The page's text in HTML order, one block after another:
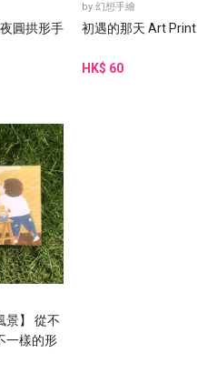
圓拱形手
by幻想手繪
初遇的那天 Art Print
HK$ 60
景】 從不
一樣的形
麗。 如